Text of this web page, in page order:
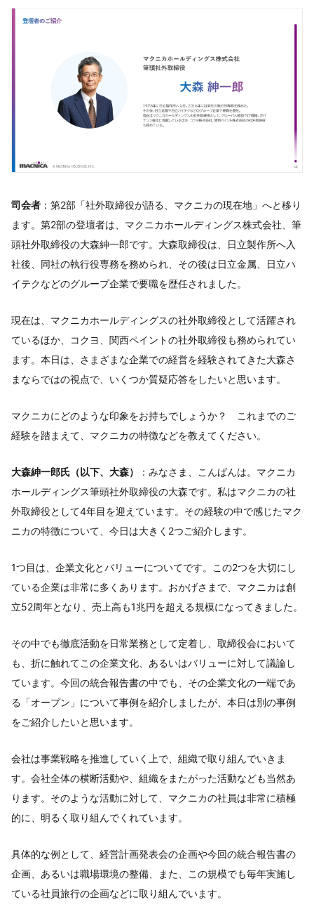
司会者 ：第2部「社外取締役が語る、マクニカの現在地」へと移り
ます。第2部の登壇者は、マクニカホールディングス株式会社、筆
頭社外取締役の大森紳一郎です。大森取締役は、日立製作所へ入
社後、同社の執行役専務を務められ、その後は日立金属、日立ハ
イテクなどのグループ企業で要職を歴任されました。
現在は、マクニカホールディングスの社外取締役として活躍され
ているほか、コクヨ、関西ペイントの社外取締役も務められてい
ます。本日は、さまざまな企業での経営を経験されてきた大森さ
まならではの視点で、いくつか質疑応答をしたいと思います。
マクニカにどのような印象をお持ちでしょうか？ これまでのご
経験を踏まえて、マクニカの特徴などを教えてください。
大森紳一郎氏（以下、大森）
：みなさま、こんばんは。マクニカ
ホールディングス筆頭社外取締役の大森です。私はマクニカの社
外取締役として4年目を迎えています。その経験の中で感じたマク
ニカの特徴について、今日は大きく2つご紹介します。
1つ目は、企業文化とバリューについてです。この2つを大切にし
ている企業は非常に多くあります。おかげさまで、マクニカは創
立52周年となり、売上高も1兆円を超える規模になってきました。
その中でも徹底活動を日常業務として定着し、取締役会において
も、折に触れてこの企業文化、あるいはバリューに対して議論し
ています。今回の統合報告書の中でも、その企業文化の一端であ
る「オープン」について事例を紹介しましたが、本日は別の事例
をご紹介したいと思います。
会社は事業戦略を推進していく上で、組織で取り組んでいきま
す。会社全体の横断活動や、組織をまたがった活動なども当然あ
ります。そのような活動に対して、マクニカの社員は非常に積極
的に、明るく取り組んでくれています。
具体的な例として、経営計画発表会の企画や今回の統合報告書の
企画、あるいは職場環境の整備、また、この規模でも毎年実施し
ている社員旅行の企画などに取り組んでいます。